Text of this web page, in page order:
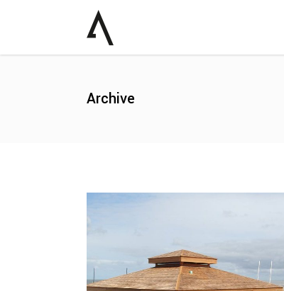
Archive
Strandpaviljoen